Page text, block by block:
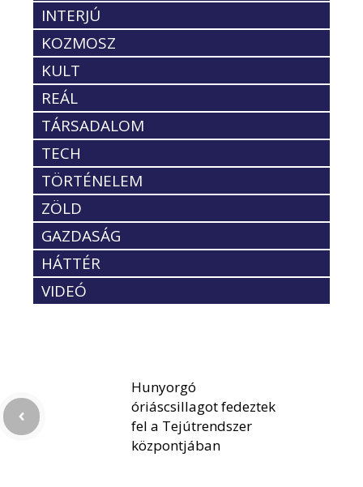
INTERJÚ
KOZMOSZ
KULT
REÁL
TÁRSADALOM
TECH
TÖRTÉNELEM
ZÖLD
GAZDASÁG
HÁTTÉR
VIDEÓ
Hunyorgó
óriáscsillagot fedeztek
fel a Tejútrendszer
központjában